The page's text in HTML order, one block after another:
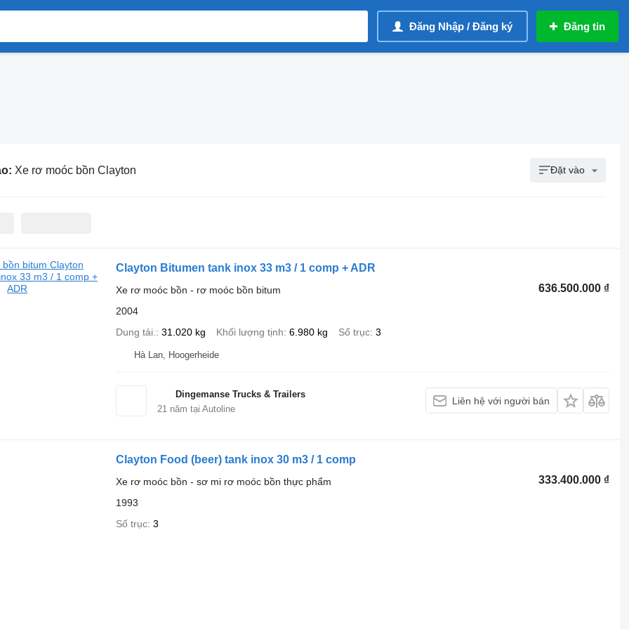
Đăng Nhập / Đăng ký Đăng tin
Xe rơ moóc bồn Clayton Đặt vào
Clayton Bitumen tank inox 33 m3 / 1 comp + ADR
636.500.000 ₫
Xe rơ moóc bồn - rơ moóc bồn bitum
2004
Dung tải.
31.020 kg Khối lượng tịnh 6.980 kg Số trục 3
Hà Lan, Hoogerheide
Dingemanse Trucks & Trailers
21năm tại Autoline
Liên hệ với người bán
Clayton Food (beer) tank inox 30 m3 / 1 comp
333.400.000 ₫
Xe rơ moóc bồn - sơ mi rơ moóc bồn thực phẩm
1993
Số trục 3